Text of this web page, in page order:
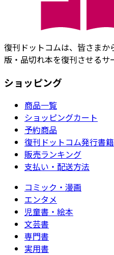
復刊ドットコムは、皆さま
版・品切れ本を復刊させるサ
ショッピング
商品一覧
ショッピングカート
予約商品
復刊ドットコム発行書籍
販売ランキング
支払い・配送方法
コミック・漫画
エンタメ
児童書・絵本
文芸書
専門書
実用書